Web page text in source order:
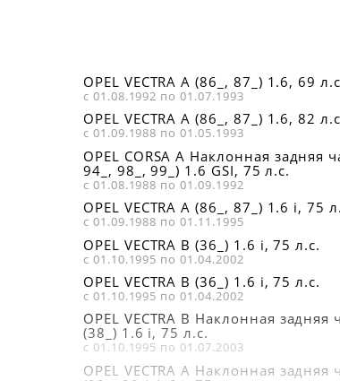
OPEL VECTRA A (86_, 87_) 1.6, 69
с 01.08.1992 по 01.07.1993
OPEL VECTRA A (86_, 87_) 1.6, 82
с 01.09.1988 по 01.05.1993
OPEL CORSA A Наклонная задняя
94_, 98_, 99_) 1.6 GSI, 75 л.с.
с 01.08.1988 по 01.09.1992
OPEL VECTRA A (86_, 87_) 1.6 i, 75
с 01.09.1988 по 01.11.1995
OPEL VECTRA B (36_) 1.6 i, 75 л.с.
с 01.10.1995 по 01.04.2002
OPEL VECTRA B (36_) 1.6 i, 75 л.с.
с 01.10.1995 по 01.04.2002
OPEL VECTRA B Наклонная задняя
(38_) 1.6 i, 75 л.с.
с 01.10.1995 по 01.07.2003
OPEL VECTRA A Наклонная задняя